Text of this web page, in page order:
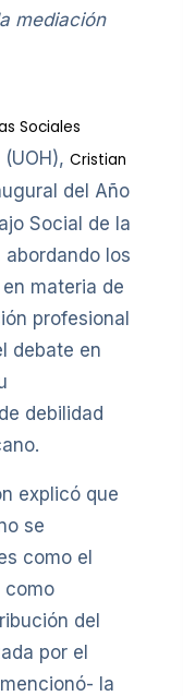
mediación
Sociales
(UOH), Cristian
del Año
Social de la
abordando los
materia de
profesional
debate en
debilidad
explicó que
se
como el
como
del
por el
la